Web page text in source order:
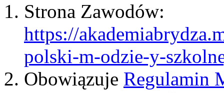
Strona Zawodów:
https://
polski-m-odzie-y-
Obowiązuje Regulamin